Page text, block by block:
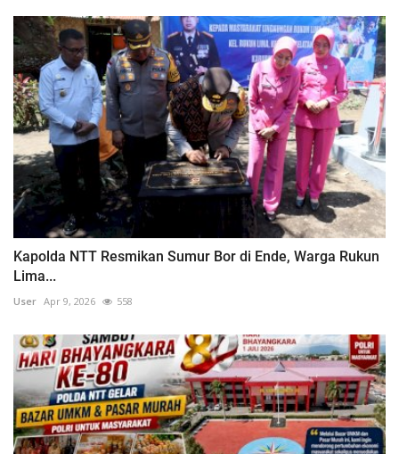
Kapolda NTT Resmikan Sumur Bor di Ende, Warga Rukun
Lima...
User Apr 9, 2026 558